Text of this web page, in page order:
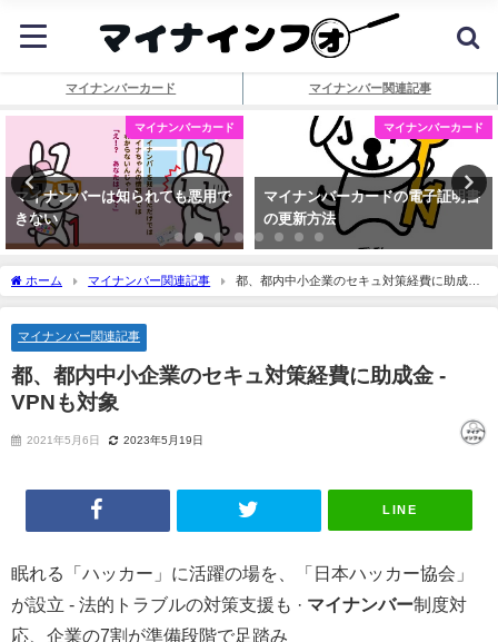
マイナンバーカード マイナンバー関連記事
マイナンバーカード
マイナンバーは知られても悪用で
きない
マイナンバーカード
マイナンバーカードの電子証明書
の更新方法
ホーム マイナンバー関連記事
都、都内中小企業のセキュ対策経費に助成金
- VPNも対象
マイナンバー関連記事
都、都内中小企業のセキュ対策経費に助成金 -
VPNも対象
2021年5月6日 2023年5月19日
LINE
眠れる「ハッカー」に活躍の場を、「日本ハッカー協会」
が設立 - 法的トラブルの対策支援も · マイナンバー制度対
応、企業の7割が準備段階で足踏み